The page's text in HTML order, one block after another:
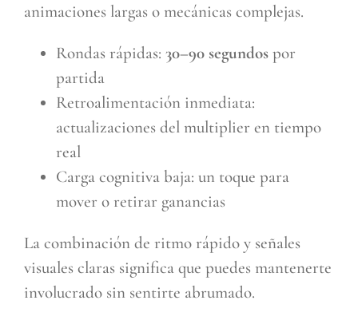
animaciones largas o mecánicas complejas.
Rondas rápidas: 30–90 segundos por
partida
Retroalimentación inmediata:
actualizaciones del multiplier en tiempo
real
Carga cognitiva baja: un toque para
mover o retirar ganancias
La combinación de ritmo rápido y señales
visuales claras significa que puedes mantenerte
involucrado sin sentirte abrumado.